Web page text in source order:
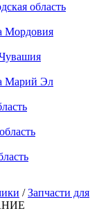
область
Мордовия
Марий Эл
/Запчасти для